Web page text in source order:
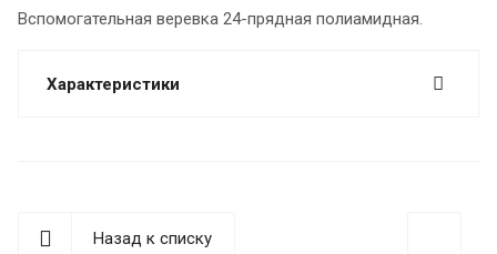
Вспомогательная веревка 24-прядная полиамидная.
Характеристики
Назад к списку